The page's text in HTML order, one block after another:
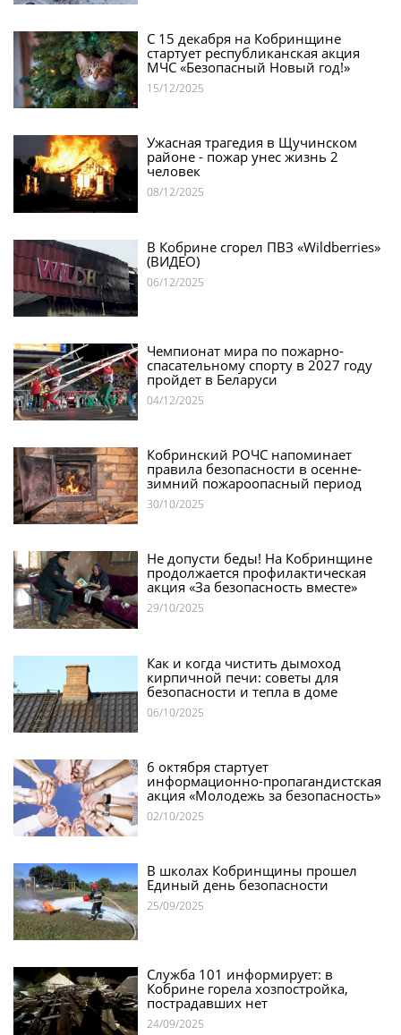
15/12/2025
С 15 декабря на Кобринщине
стартует республиканская акция
МЧС «Безопасный Новый год!»
08/12/2025
Ужасная трагедия в Щучинском
районе - пожар унес жизнь 2
человек
06/12/2025
В Кобрине сгорел ПВЗ «Wildberries»
(ВИДЕО)
04/12/2025
Чемпионат мира по пожарно-
спасательному спорту в 2027 году
пройдет в Беларуси
30/10/2025
Кобринский РОЧС напоминает
правила безопасности в осенне-
зимний пожароопасный период
29/10/2025
Не допусти беды! На Кобринщине
продолжается профилактическая
акция «За безопасность вместе»
06/10/2025
Как и когда чистить дымоход
кирпичной печи: советы для
безопасности и тепла в доме
02/10/2025
6 октября стартует
информационно-пропагандистская
акция «Молодежь за безопасность»
25/09/2025
В школах Кобринщины прошел
Единый день безопасности
24/09/2025
Служба 101 информирует: в
Кобрине горела хозпостройка,
пострадавших нет